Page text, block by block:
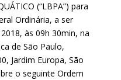
(“LBPA”) para
Ordinária, a ser
às 09h 30min, na
de São Paulo,
Jardim Europa, São
o seguinte Ordem